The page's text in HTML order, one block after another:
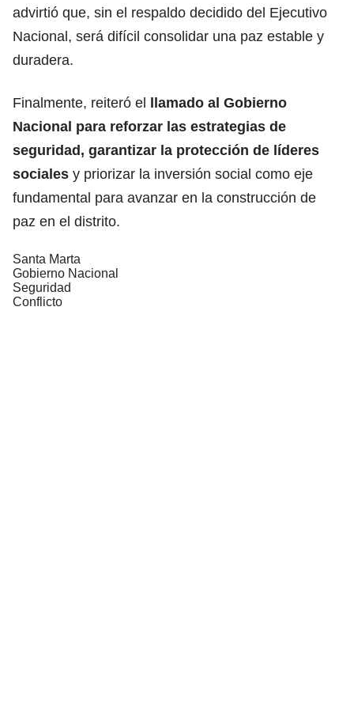
advirtió que, sin el respaldo decidido del Ejecutivo
Nacional, será difícil consolidar una paz estable y
duradera.
Finalmente, reiteró el llamado al Gobierno
Nacional para reforzar las estrategias de
seguridad, garantizar la protección de líderes
sociales y priorizar la inversión social como eje
fundamental para avanzar en la construcción de
paz en el distrito.
Santa Marta
Gobierno Nacional
Seguridad
Conflicto